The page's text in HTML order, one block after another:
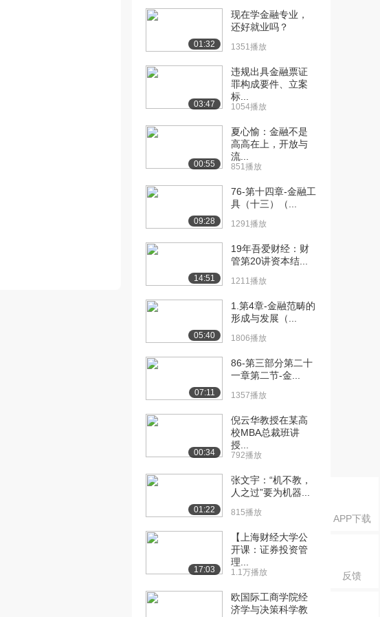
APP下载
反馈
[10] 对外经济贸易大学公
开课：金融机构体...
2.1万播放
16:52
[11] 对外经济贸易大学公
17:42
[12] 对外经济贸易大学公
08:40
[13] 对外经济贸易大学公
14:41
[14] 对外经济贸易大学公
开课：现值和现值...
14:14
[15] 对外经济贸易大学公
开课：到期收益率...
开课：利率水平决...
开课：风险结构理...
开课：利率的期限...
[19] 对外经济贸易大学公
开课：利率的期限...
[20] 对外经济贸易大学公
开课：利率的期限...
1.4万播放
01:32
现在学金融专业，
还好就业吗？
1351播放
03:47
违规出具金融票证
罪构成要件、立案
标...
1054播放
00:55
夏心愉：金融不是
高高在上，开放与
流...
851播放
09:28
76-第十四章-金融工
具（十三）（...
1291播放
14:51
19年吾爱财经：财
管第20讲资本结...
1211播放
05:40
1.第4章-金融范畴的
形成与发展（...
1806播放
07:11
86-第三部分第二十
一章第二节-金...
1357播放
00:34
倪云华教授在某高
校MBA总裁班讲
授...
792播放
01:22
张文宇：“机不教，
人之过”要为机器...
815播放
17:03
【上海财经大学公
开课：证券投资管
理...
1.1万播放
欧国际工商学院经
济学与决策科学教